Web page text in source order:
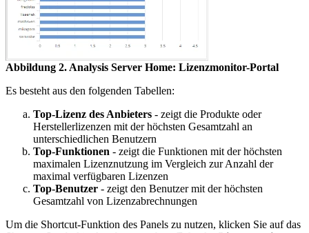
Abbildung 2. Analysis Server Home: Lizenzmonitor-Portal
Es besteht aus den folgenden Tabellen:
Top-Lizenz des Anbieters - zeigt die Produkte oder
Herstellerlizenzen mit der höchsten Gesamtzahl an
unterschiedlichen Benutzern
Top-Funktionen - zeigt die Funktionen mit der höchsten
maximalen Lizenznutzung im Vergleich zur Anzahl der
maximal verfügbaren Lizenzen
Top-Benutzer - zeigt den Benutzer mit der höchsten
Gesamtzahl von Lizenzabrechnungen
Um die Shortcut-Funktion des Panels zu nutzen, klicken Sie auf das